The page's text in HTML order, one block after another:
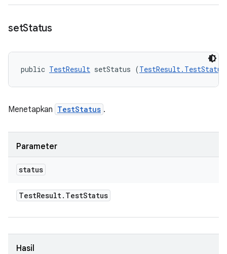
setStatus
public TestResult setStatus (TestResult.TestStatus
Menetapkan TestStatus .
Parameter
status
TestResult. TestStatus
Hasil